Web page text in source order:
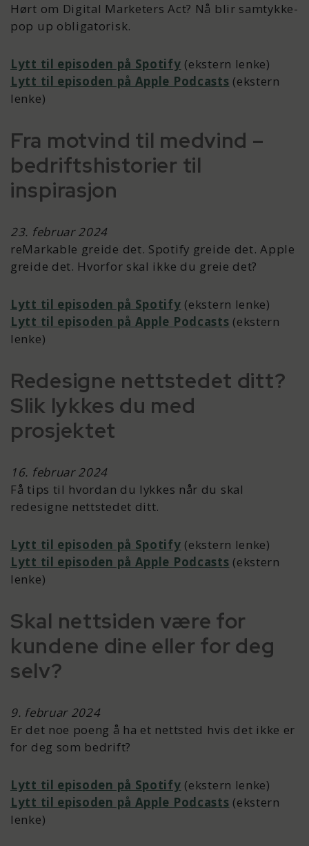
Hørt om Digital Marketers Act? Nå blir samtykke-
pop up obligatorisk.
Lytt til episoden på Spotify (ekstern lenke)
Lytt til episoden på Apple Podcasts (ekstern
lenke)
Fra motvind til medvind –
bedriftshistorier til
inspirasjon
23. februar 2024
reMarkable greide det. Spotify greide det. Apple
greide det. Hvorfor skal ikke du greie det?
Lytt til episoden på Spotify (ekstern lenke)
Lytt til episoden på Apple Podcasts (ekstern
lenke)
Redesigne nettstedet ditt?
Slik lykkes du med
prosjektet
16. februar 2024
Få tips til hvordan du lykkes når du skal
redesigne nettstedet ditt.
Lytt til episoden på Spotify (ekstern lenke)
Lytt til episoden på Apple Podcasts (ekstern
lenke)
Skal nettsiden være for
kundene dine eller for deg
selv?
9. februar 2024
Er det noe poeng å ha et nettsted hvis det ikke er
for deg som bedrift?
Lytt til episoden på Spotify (ekstern lenke)
Lytt til episoden på Apple Podcasts (ekstern
lenke)